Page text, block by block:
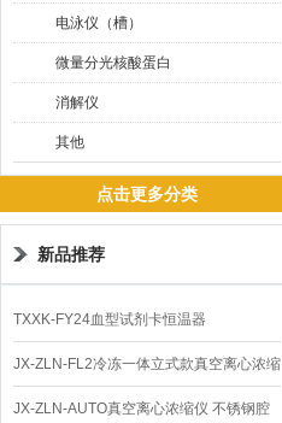
电泳仪（槽）
微量分光核酸蛋白
消解仪
其他
点击更多分类
新品推荐
TXXK-FY24血型试剂卡恒温器
JX-ZLN-FL2冷冻一体立式款真空离心浓缩
仪 低温功能
JX-ZLN-AUTO真空离心浓缩仪 不锈钢腔